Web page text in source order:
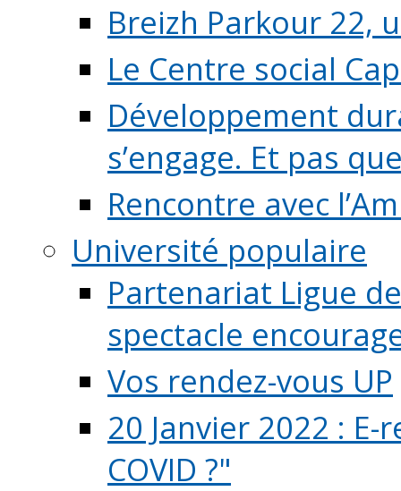
Breizh Parkour 22,
Le Centre social
Développement
s’engage. Et pas
Rencontre avec
Université populaire
Partenariat Ligue
spectacle
Vos rendez-vous UP
20 Janvier 2022 :
COVID ?"